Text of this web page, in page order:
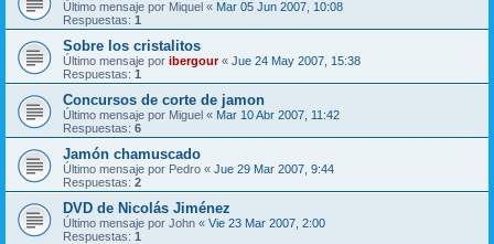
Último mensaje por Miquel « Mar 05 Jun 2007, 10:08
Respuestas: 1
Sobre los cristalitos
Último mensaje por ibergour« Jue 24 May 2007, 15:38
Respuestas: 1
Concursos de corte de jamon
Último mensaje por Miguel « Mar 10 Abr 2007, 11:42
Respuestas: 6
Jamón chamuscado
Último mensaje por Pedro « Jue 29 Mar 2007, 9:44
Respuestas: 2
DVD de Nicolás Jiménez
Último mensaje por John « Vie 23 Mar 2007, 2:00
Respuestas: 1